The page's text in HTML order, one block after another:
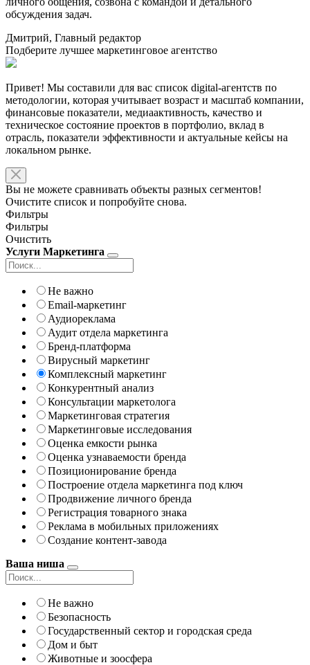
обсуждения задач.
Дмитрий, Главный редактор
Подберите лучшее маркетинговое агентство
Привет! Мы составили для вас список digital-агентств по
методологии, которая учитывает возраст и масштаб компании,
финансовые показатели, медиаактивность, качество и
техническое состояние проектов в портфолио, вклад в
отрасль, показатели эффективности и актуальные кейсы на
локальном рынке.
Вы не можете сравнивать объекты разных сегментов!
Очистите список и попробуйте снова.
Фильтры
Фильтры
Очистить
Услуги Маркетинга
Не важно
Email-маркетинг
Аудиореклама
Аудит отдела маркетинга
Бренд-платформа
Вирусный маркетинг
Комплексный маркетинг
Конкурентный анализ
Консультации маркетолога
Маркетинговая стратегия
Маркетинговые исследования
Оценка емкости рынка
Оценка узнаваемости бренда
Позиционирование бренда
Построение отдела маркетинга под ключ
Продвижение личного бренда
Регистрация товарного знака
Реклама в мобильных приложениях
Создание контент-завода
Ваша ниша
Не важно
Безопасность
Государственный сектор и городская среда
Дом и быт
Животные и зоосфера